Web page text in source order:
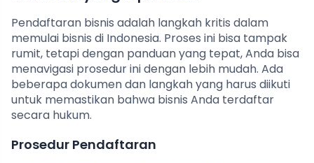
Pendaftaran bisnis adalah langkah kritis dalam
memulai bisnis di Indonesia. Proses ini bisa tampak
rumit, tetapi dengan panduan yang tepat, Anda bisa
menavigasi prosedur ini dengan lebih mudah. Ada
beberapa dokumen dan langkah yang harus diikuti
untuk memastikan bahwa bisnis Anda terdaftar
secara hukum.
Prosedur Pendaftaran